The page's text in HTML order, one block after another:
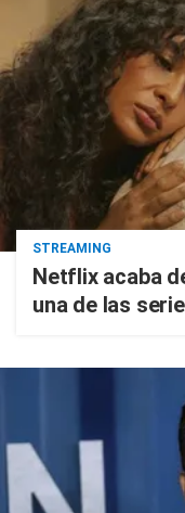
STREAMING
Netflix acaba
una de las